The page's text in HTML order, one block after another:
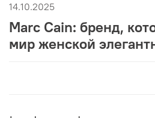
14.10.2025
Marc Cain: бренд,
мир женской